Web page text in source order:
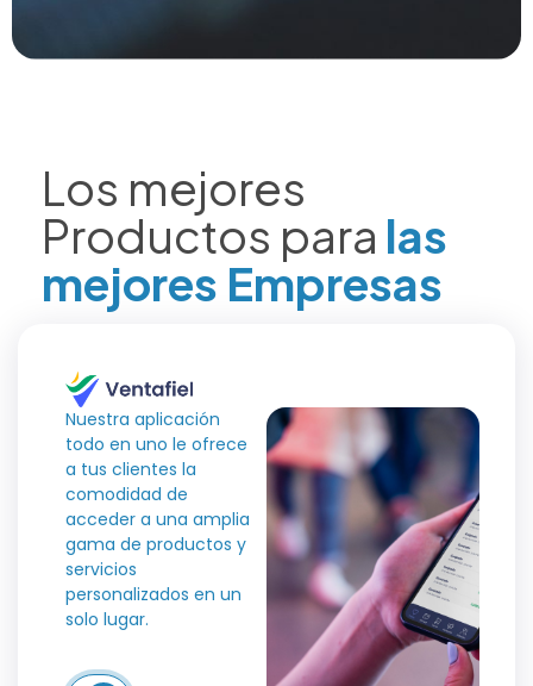
Los mejores
Productos para las
mejores Empresas
Nuestra aplicación
todo en uno le ofrece
a tus clientes la
comodidad de
acceder a una amplia
gama de productos y
servicios
personalizados en un
solo lugar.